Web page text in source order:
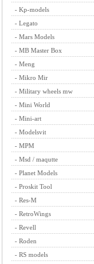
- Kp-models
- Legato
- Mars Models
- MB Master Box
- Meng
- Mikro Mir
- Military wheels mw
- Mini World
- Mini-art
- Modelsvit
- MPM
- Msd / maqutte
- Planet Models
- Proskit Tool
- Res-M
- RetroWings
- Revell
- Roden
- RS models